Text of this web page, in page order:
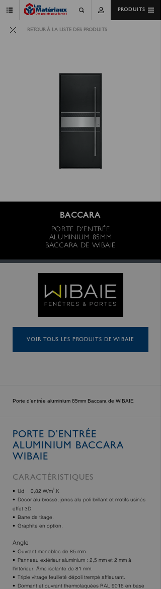
PRODUITS
RETOUR À LA LISTE DES PRODUITS
BACCARA
PORTE D'ENTRÉE
ALUMINIUM 85MM
BACCARA DE WIBAIE
VOIR TOUS LES PRODUITS DE WIBAIE
Porte d'entrée aluminium 85mm Baccara de WIBAIE
PORTE D'ENTRÉE
ALUMINIUM BACCARA
WIBAIE
CARACTÉRISTIQUES
Ud = 0,82 W/m².K
Décor alu brossé, joncs alu poli brillant et motifs usinés
effet 3D.
Barre de tirage.
Graphite en option.
Angle
Ouvrant monobloc de 85 mm.
Panneau extérieur aluminium : 2,5 mm et 2 mm à
l'intérieur. Âme isolante de 81 mm.
Triple vitrage feuilleté dépoli trempé affleurant.
Dormant et ouvrant thermolaquées RAL 9016 en base